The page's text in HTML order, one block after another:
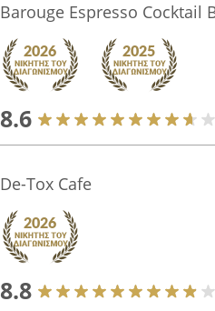
Barouge Espresso Cocktail
8.6
De-Tox Cafe
8.8